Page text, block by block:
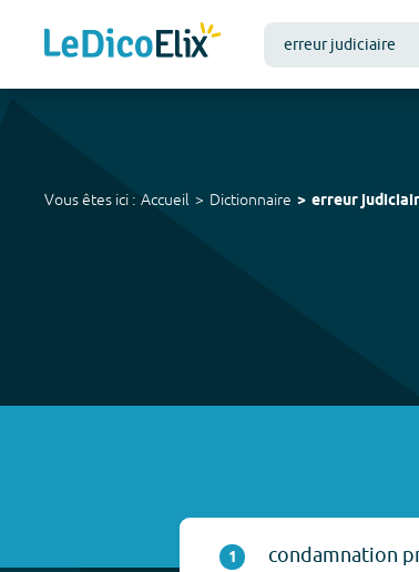
Vous êtes ici : Accueil Dictionnaire erreur
1
condamnation